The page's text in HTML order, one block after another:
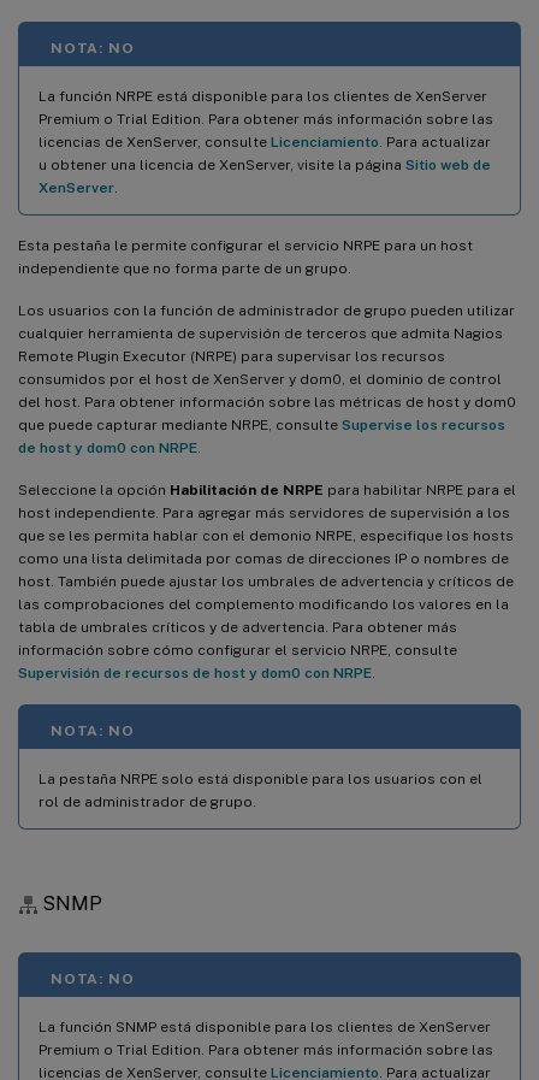
NOTA: NO
La función NRPE está disponible para los clientes de XenServer
Premium o Trial Edition. Para obtener más información sobre las
licencias de XenServer, consulte Licenciamiento . Para actualizar
u obtener una licencia de XenServer, visite la página Sitio web de
XenServer
Esta pestaña le permite configurar el servicio NRPE para un host
independiente que no forma parte de un grupo.
Los usuarios con la función de administrador de grupo pueden utilizar
cualquier herramienta de supervisión de terceros que admita Nagios
Remote Plugin Executor (NRPE) para supervisar los recursos
consumidos por el host de XenServer y dom0, el dominio de control
del host. Para obtener información sobre las métricas de host y dom0
que puede capturar mediante NRPE, consulte Supervise los recursos
de host y dom0 con NRPE
Seleccione la opción Habilitación de NRPE para habilitar NRPE para el
host independiente. Para agregar más servidores de supervisión a los
que se les permita hablar con el demonio NRPE, especifique los hosts
como una lista delimitada por comas de direcciones IP o nombres de
host. También puede ajustar los umbrales de advertencia y críticos de
las comprobaciones del complemento modificando los valores en la
tabla de umbrales críticos y de advertencia. Para obtener más
información sobre cómo configurar el servicio NRPE, consulte
Supervisión de recursos de host y dom0 con NRPE
NOTA: NO
La pestaña NRPE solo está disponible para los usuarios con el
rol de administrador de grupo.
SNMP
NOTA: NO
La función SNMP está disponible para los clientes de XenServer
Premium o Trial Edition. Para obtener más información sobre las
licencias de XenServer, consulte Licenciamiento . Para actualizar